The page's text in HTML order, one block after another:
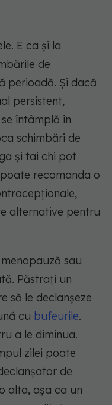
E ca și la
de
perioadă. Și dacă
persistent,
întâmplă în
schimbări de
și tai chi pot
recomanda o
alternative pentru
sau
Păstrați un
să le declanșeze
cu bufeurile.
a le diminua.
zilei poate
de
alta, așa ca un